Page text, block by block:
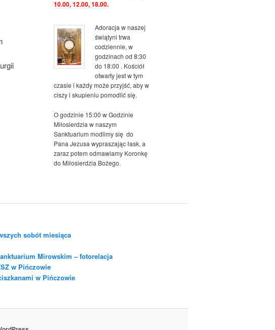
10.00, 12.00, 18.00.
Adoracja w naszej
świątyni trwa
codziennie, w
godzinach od 8:30
do 18:00 . Kościół
otwarty jest w tym
czasie i każdy może przyjść, aby w
ciszy i skupieniu pomodlić się.
O godzinie 15:00 w Godzinie
Miłosierdzia w naszym
Sanktuarium modlimy się do
Pana Jezusa wypraszając łask, a
zaraz potem odmawiamy Koronkę
do Miłosierdzia Bożego.
sobót miesiąca
Mirowskim – fotorelacja
w Pińczowie
w Pińczowie